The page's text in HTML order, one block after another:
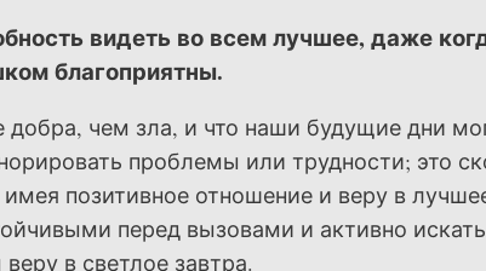
видеть во всем лучшее, даже
благоприятны.
чем зла, и что наши будущие дни
проблемы или трудности; это
позитивное отношение и веру в
перед вызовами и активно искать
в светлое завтра.